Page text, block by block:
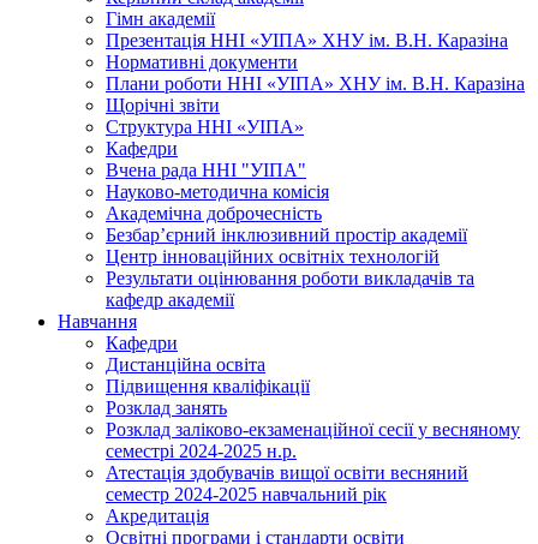
Гімн академії
Презентація ННІ «УІПА» ХНУ ім. В.Н. Каразіна
Нормативні документи
Плани роботи ННІ «УІПА» ХНУ ім. В.Н. Каразіна
Щорічні звіти
Структура ННІ «УІПА»
Кафедри
Вчена рада ННІ "УІПА"
Науково-методична комісія
Академічна доброчесність
Безбар’єрний інклюзивний простір академії
Центр інноваційних освітніх технологій
Результати оцінювання роботи викладачів та
кафедр академії
Навчання
Кафедри
Дистанційна освіта
Підвищення кваліфікації
Розклад занять
Розклад заліково-екзаменаційної сесії у весняному
семестрі 2024-2025 н.р.
Атестація здобувачів вищої освіти весняний
семестр 2024-2025 навчальний рік
Акредитація
Освітні програми і стандарти освіти